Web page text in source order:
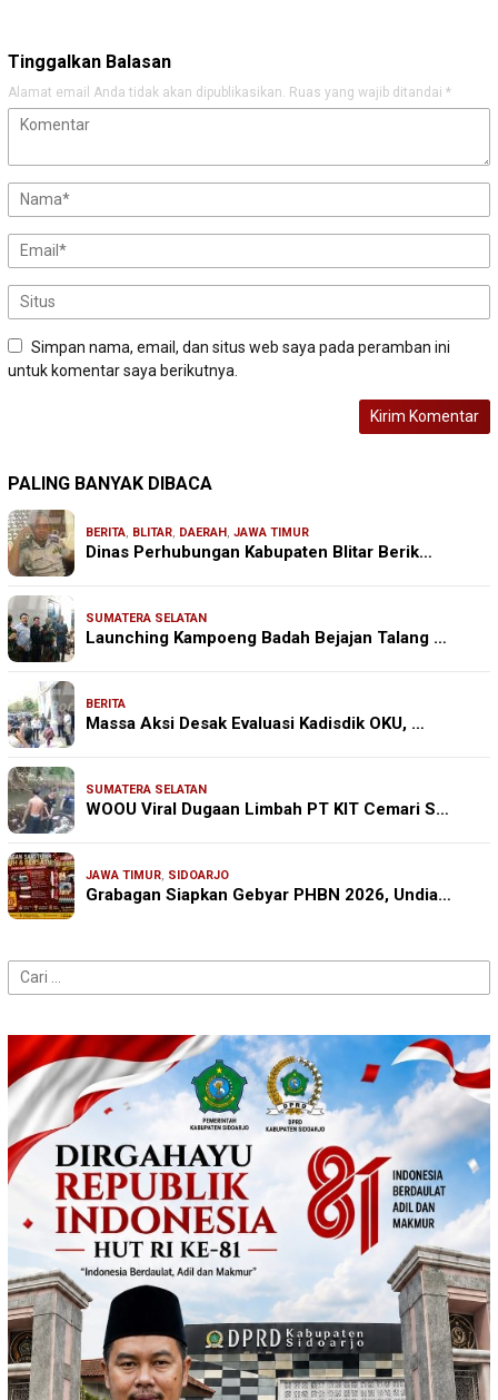
Tinggalkan Balasan
Alamat email Anda tidak akan dipublikasikan. Ruas yang wajib ditandai *
Simpan nama, email, dan situs web saya pada peramban ini
untuk komentar saya berikutnya.
PALING BANYAK DIBACA
BERITA, BLITAR, DAERAH, JAWA TIMUR
Dinas Perhubungan Kabupaten Blitar Berik…
SUMATERA SELATAN
Launching Kampoeng Badah Bejajan Talang …
BERITA
Massa Aksi Desak Evaluasi Kadisdik OKU, …
SUMATERA SELATAN
WOOU Viral Dugaan Limbah PT KIT Cemari S…
JAWA TIMUR, SIDOARJO
Grabagan Siapkan Gebyar PHBN 2026, Undia…
Cari
untuk: